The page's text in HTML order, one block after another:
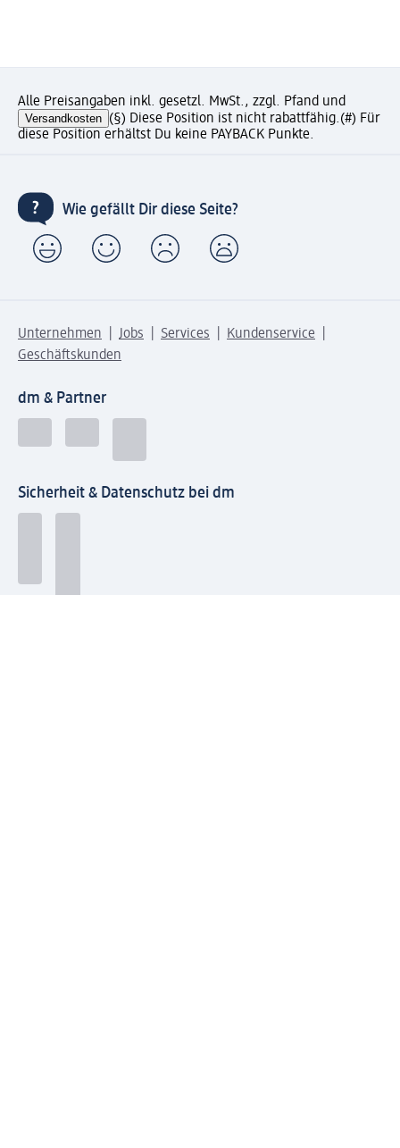
Alle Preisangaben inkl. gesetzl. MwSt., zzgl. Pfand und
Versandkosten (§) Diese Position ist nicht rabattfähig.(#) Für
diese Position erhältst Du keine PAYBACK Punkte.
Wie gefällt Dir diese Seite?
Unternehmen Jobs Services
Kundenservice
Geschäftskunden
dm & Partner
Sicherheit & Datenschutz bei dm